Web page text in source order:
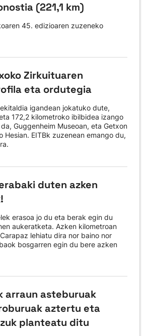
(221,1 km)
45. edizioaren zuzeneko
Zirkuituaren
eta ordutegia
igandean jokatuko dute,
172,2 kilometroko ibilbidea izango
Guggenheim Museoan, eta Getxon
Hesian. EITBk zuzenean emango du,
duten azken
erasoa jo du eta berak egin du
aukeratketa. Azken kilometroan
lehiatu dira nor baino nor
bosgarren egin du bere azken
arraun asteburuak
aztertu eta
planteatu ditu